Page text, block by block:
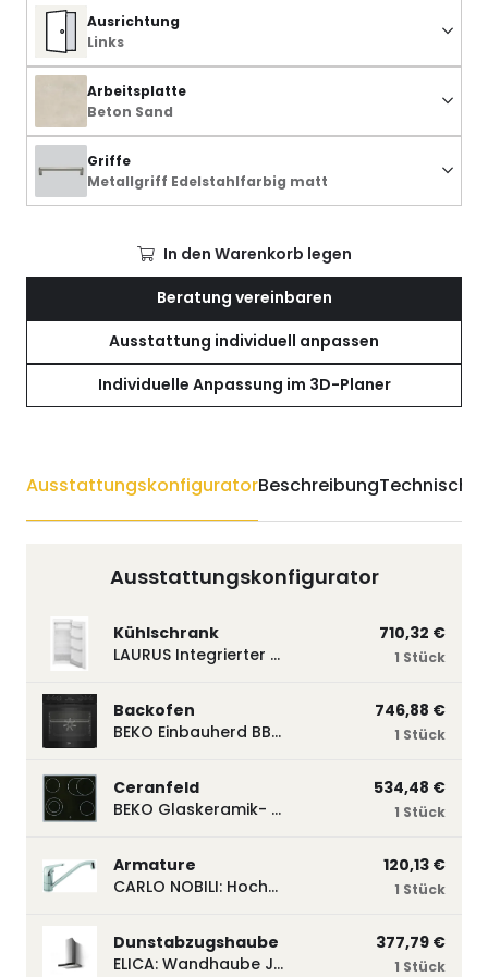
Ausrichtung
Links
Arbeitsplatte
Beton Sand
Griffe
Metallgriff Edelstahlfarbig matt
In den Warenkorb legen
Beratung vereinbaren
Ausstattung individuell anpassen
Individuelle Anpassung im 3D-Planer
AusstattungskonfiguratorBeschreibungTechnische
Ausstattungskonfigurator
Kühlschrank
LAURUS Integrierter Kühlautomat LKG122E LKG122E
710,32 €
1 Stück
Backofen
BEKO Einbauherd BBUM113N2B mit Hydrolyse, Schwarz BBUM113N2B
746,88 €
1 Stück
Ceranfeld
BEKO Glaskeramik- Strahlungskochfeld EH 9641 XHN, herdgebunden EH9641XHN
534,48 €
1 Stück
Armature
CARLO NOBILI: Hochdruck- Einhebelmischbatterie Blue, Mischbatterie verchromt 17770
120,13 €
1 Stück
Dunstabzugshaube
ELICA: Wandhaube JOYE 60-A,600 mm breit Edelstahl JOYE60A
377,79 €
1 Stück